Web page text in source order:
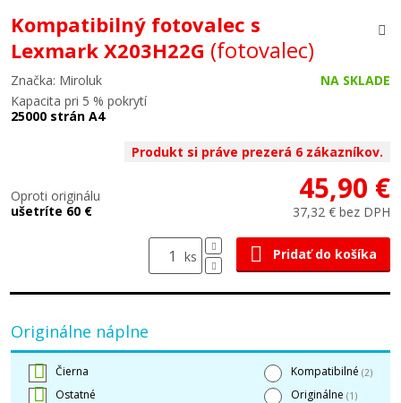
Kompatibilný fotovalec s
Lexmark X203H22G (fotovalec)
Značka: Miroluk
NA SKLADE
Kapacita pri 5 % pokrytí
25000 strán A4
Produkt si práve prezerá 6 zákazníkov.
Oproti originálu
ušetríte 60 €
45,90 €
37,32 € bez DPH
ks Pridať do košíka
Originálne náplne
Čierna
Ostatné
Kompatibilné (2)
Originálne (1)